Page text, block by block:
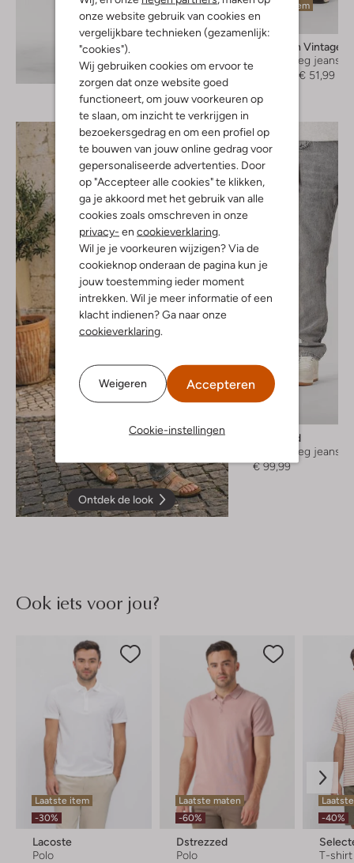
onze website gebruik van cookies en
vergelijkbare technieken (gezamenlijk:
"cookies").
Wij gebruiken cookies om ervoor te
zorgen dat onze website goed
functioneert, om jouw voorkeuren op
te slaan, om inzicht te verkrijgen in
bezoekersgedrag en om een profiel op
te bouwen van jouw online gedrag voor
gepersonaliseerde advertenties. Door
op "Accepteer alle cookies" te klikken,
ga je akkoord met het gebruik van alle
cookies zoals omschreven in onze
privacy- en cookieverklaring
Wil je je voorkeuren wijzigen? Via de
cookieknop onderaan de pagina kun je
jouw toestemming ieder moment
intrekken. Wil je meer informatie of een
klacht indienen? Ga naar onze
cookieverklaring
Weigeren Accepteren
Cookie-instellingen
Ontdek de look
Laatste item
-60%
American Vintage
Straight leg jeans
€ 51,99
Ontdek de look
Woodbird
Straight leg jeans
€ 99,99
Ook iets voor jou?
Laatste item
-30%
Lacoste
Polo
Laatste maten
-60%
Dstrezzed
Polo
-40%
T-shirt